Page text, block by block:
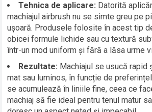
Tehnica de aplicare: Datorită
machiajul airbrush nu se simte greu pe
ușoară. Produsele folosite în acest tip
obicei formule lichide sau cu textură
într-un mod uniform și fără a lăsa urme
Rezultate: Machiajul se usucă rapid
mat sau luminos, în funcție de
se acumulează în liniile fine, ceea ce
machiaj să fie ideal pentru tenul matur